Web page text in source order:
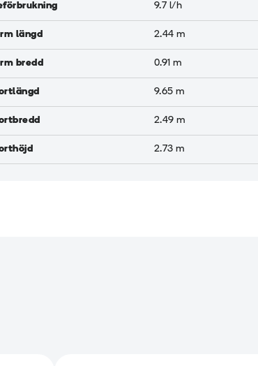
9.7 l/h
längd 2.44 m
bredd 0.91 m
9.65 m
2.49 m
2.73 m